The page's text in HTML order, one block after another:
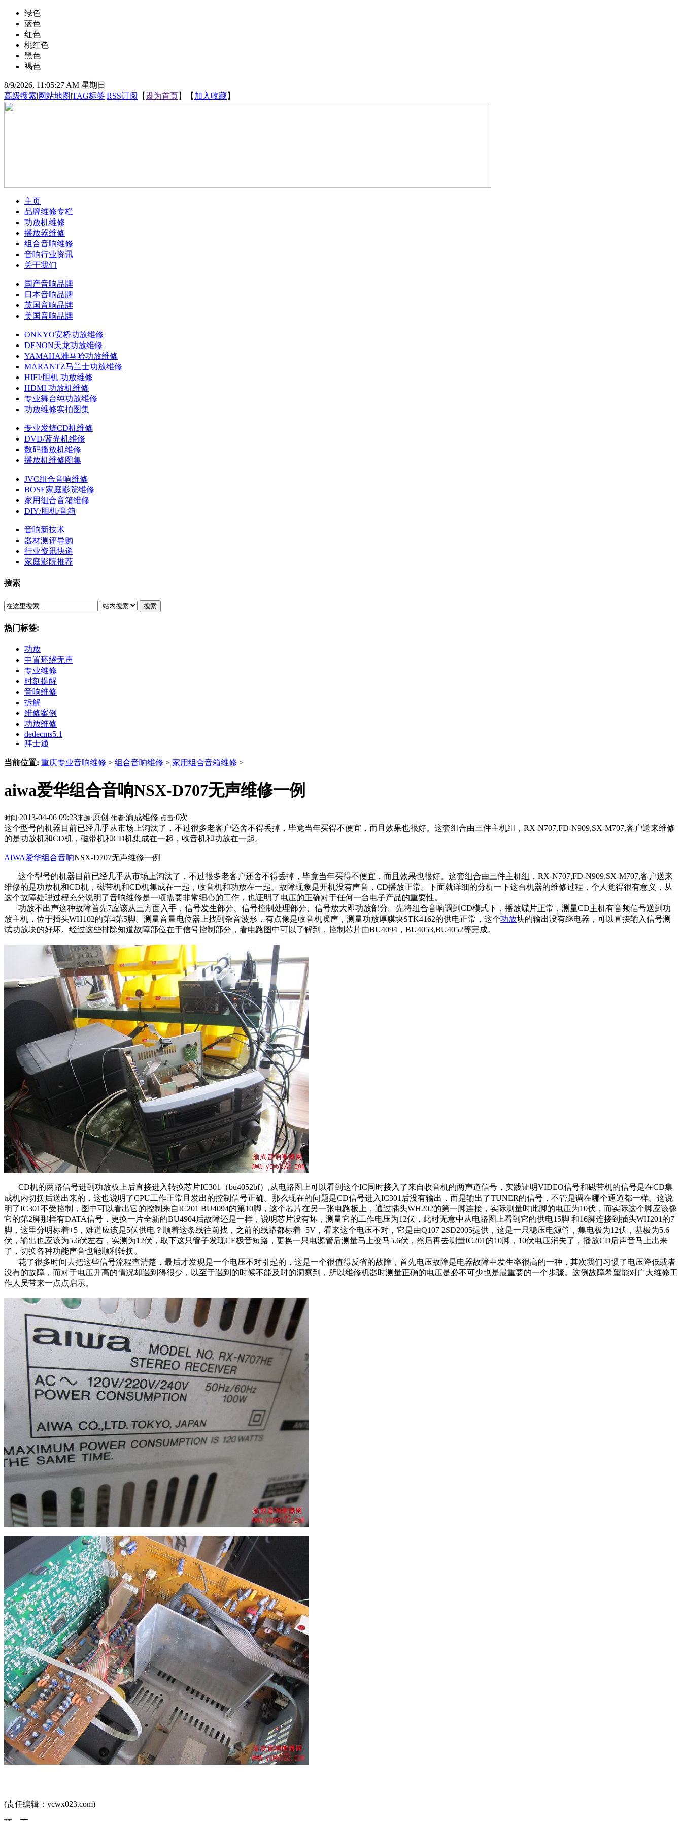
绿色
蓝色
红色
桃红色
黑色
褐色
8/9/2026, 11:05:28 AM 星期日
高级搜索|网站地图|TAG标签|RSS订阅 【设为首页】【 加入收藏】
主页
品牌维修专栏
功放机维修
播放器维修
组合音响维修
音响行业资讯
关于我们
国产音响品牌
日本音响品牌
英国音响品牌
美国音响品牌
ONKYO安桥功放维修
DENON天龙功放维修
YAMAHA雅马哈功放维修
MARANTZ马兰士功放维修
HIFI/胆机 功放维修
HDMI 功放机维修
专业舞台纯功放维修
功放维修实拍图集
专业发烧CD机维修
DVD/蓝光机维修
数码播放机维修
播放机维修图集
JVC组合音响维修
BOSE家庭影院维修
家用组合音箱维修
DIY/胆机/音箱
音响新技术
器材测评导购
行业资讯快递
家庭影院推荐
搜索
搜索
热门标签:
功放
中置环绕无声
专业维修
时刻提醒
音响维修
拆解
维修案例
功放维修
dedecms5.1
拜士通
当前位置: 重庆专业音响维修 > 组合音响维修 > 家用组合音箱维修 >
aiwa爱华组合音响NSX-D707无声维修一例
时间:2013-04-06 09:23来源: 原创 作者:渝成维修 点击:0次
这个型号的机器目前已经几乎从市场上淘汰了，不过很多老客户还舍不得丢掉，毕竟当年买得不便宜，而且效果也很好。这套组合由三件主机组，RX-N707,FD-N909,SX-M707,客户送来维修
的是功放机和CD机，磁带机和CD机集成在一起，收音机和功放在一起。
AIWA爱华组合音响NSX-D707无声维修一例
这个型号的机器目前已经几乎从市场上淘汰了，不过很多老客户还舍不得丢掉，毕竟当年买得不便宜，而且效果也很好。这套组合由三件主机组，RX-N707,FD-N909,SX-M707,客户送来
维修的是功放机和CD机，磁带机和CD机集成在一起，收音机和功放在一起。故障现象是开机没有声音，CD播放正常。下面就详细的分析一下这台机器的维修过程，个人觉得很有意义，从
这个故障处理过程充分说明了音响维修是一项需要非常细心的工作，也证明了电压的正确对于任何一台电子产品的重要性。
功放不出声这种故障首先7应该从三方面入手，信号发生部分、信号控制处理部分、信号放大即功放部分。先将组合音响调到CD模式下，播放碟片正常，测量CD主机有音频信号送到功
放主机，位于插头WH102的第4第5脚。测量音量电位器上找到杂音波形，有点像是收音机噪声，测量功放厚膜块STK4162的供电正常，这个功放块的输出没有继电器，可以直接输入信号测
试功放块的好坏。经过这些排除知道故障部位在于信号控制部分，看电路图中可以了解到，控制芯片由BU4094，BU4053,BU4052等完成。
CD机的两路信号进到功放板上后直接进入转换芯片IC301（bu4052bf）,从电路图上可以看到这个IC同时接入了来自收音机的两声道信号，实践证明VIDEO信号和磁带机的信号是在CD集
成机内切换后送出来的，这也说明了CPU工作正常且发出的控制信号正确。那么现在的问题是CD信号进入IC301后没有输出，而是输出了TUNER的信号，不管是调在哪个通道都一样。这说
明了IC301不受控制，图中可以看出它的控制来自IC201 BU4094的第10脚，这个芯片在另一张电路板上，通过插头WH202的第一脚连接，实际测量时此脚的电压为10伏，而实际这个脚应该像
它的第2脚那样有DATA信号，更换一片全新的BU4904后故障还是一样，说明芯片没有坏，测量它的工作电压为12伏，此时无意中从电路图上看到它的供电15脚 和16脚连接到插头WH201的7
脚，这里分明标着+5，难道应该是5伏供电？顺着这条线往前找，之前的线路都标着+5V，看来这个电压不对，它是由Q107 2SD2005提供，这是一只稳压电源管，集电极为12伏，基极为5.6
伏，输出也应该为5.6伏左右，实测为12伏，取下这只管子发现CE极音短路，更换一只电源管后测量马上变马5.6伏，然后再去测量IC201的10脚，10伏电压消失了，播放CD后声音马上出来
了，切换各种功能声音也能顺利转换。
花了很多时间去把这些信号流程查清楚，最后才发现是一个电压不对引起的，这是一个很值得反省的故障，首先电压故障是电器故障中发生率很高的一种，其次我们习惯了电压降低或者
没有的故障，而对于电压升高的情况却遇到得很少，以至于遇到的时候不能及时的洞察到，所以维修机器时测量正确的电压是必不可少也是最重要的一个步骤。这例故障希望能对广大维修工
作人员带来一点点启示。
(责任编辑：ycwx023.com)